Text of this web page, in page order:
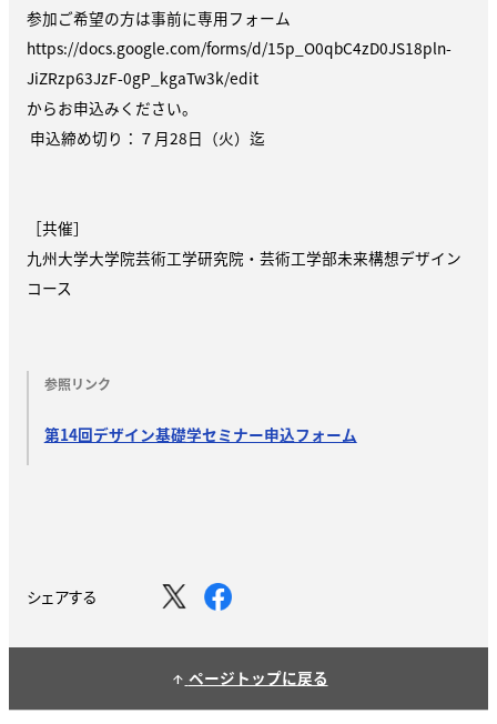
参加ご希望の方は事前に専用フォーム
https://docs.google.com/forms/d/15p_O0qbC4zD0JS18pln-
JiZRzp63JzF-0gP_kgaTw3k/edit
からお申込みください。
申込締め切り：７月28日（火）迄
［共催］
九州大学大学院芸術工学研究院・芸術工学部未来構想デザイン
コース
参照リンク
第14回デザイン基礎学セミナー申込フォーム
シェアする
arrow_upward ページトップに戻る